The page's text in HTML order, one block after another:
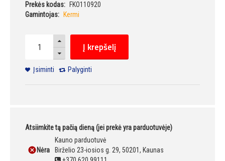
Prekės kodas:
FKO110920
Gamintojas:
Kermi
Į krepšelį
Įsiminti Palyginti
Atsiimkite tą pačią dieną (jei prekė yra parduotuvėje)
Nėra
Kauno parduotuvė
Birželio 23-iosios g. 29, 50201, Kaunas